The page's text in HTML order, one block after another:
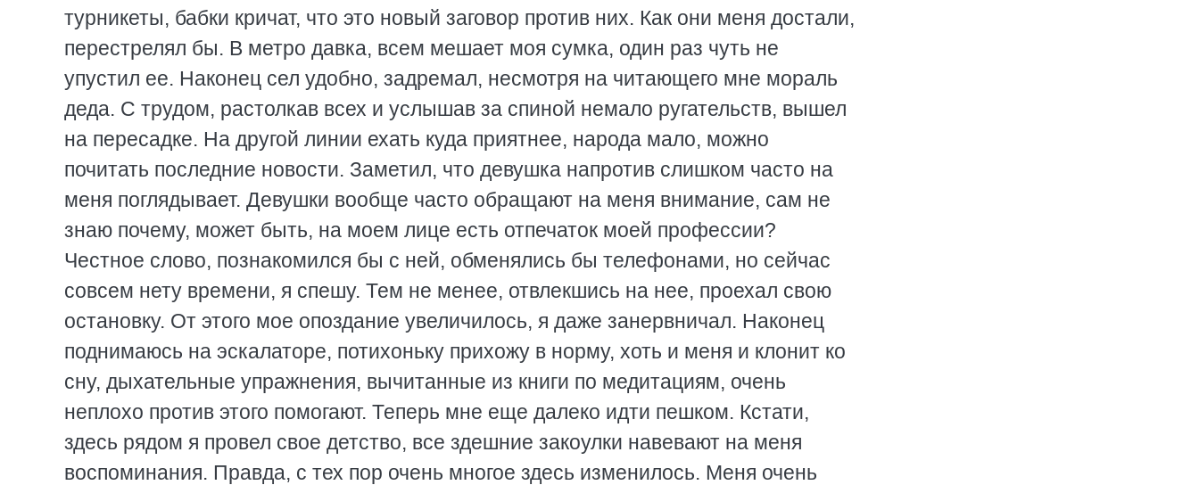
турникеты, бабки кричат, что это новый заговор против них. Как они меня достали,
перестрелял бы. В метро давка, всем мешает моя сумка, один раз чуть не
упустил ее. Hаконец сел удобно, задремал, несмотря на читающего мне мораль
деда. С трудом, растолкав всех и услышав за спиной немало ругательств, вышел
на пересадке. Hа другой линии ехать куда приятнее, народа мало, можно
почитать последние новости. Заметил, что девушка напротив слишком часто на
меня поглядывает. Девушки вообще часто обращают на меня внимание, сам не
знаю почему, может быть, на моем лице есть отпечаток моей профессии?
Честное слово, познакомился бы с ней, обменялись бы телефонами, но сейчас
совсем нету времени, я спешу. Тем не менее, отвлекшись на нее, проехал свою
остановку. От этого мое опоздание увеличилось, я даже занервничал. Hаконец
поднимаюсь на эскалаторе, потихоньку прихожу в норму, хоть и меня и клонит ко
сну, дыхательные упражнения, вычитанные из книги по медитациям, очень
неплохо против этого помогают. Теперь мне еще далеко идти пешком. Кстати,
здесь рядом я провел свое детство, все здешние закоулки навевают на меня
воспоминания. Правда, с тех пор очень многое здесь изменилось. Меня очень